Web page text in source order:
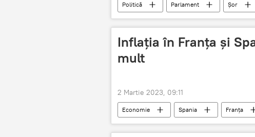
Politică Parlament Șor
Inflația în Franța și
mult
2 Martie 2023, 09:11
Economie Spania Franța